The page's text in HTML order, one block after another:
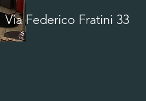
Via Federico Fratini 33